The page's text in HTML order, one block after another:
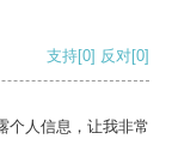
支持[0] 反对[0]
个人信息，让我非常